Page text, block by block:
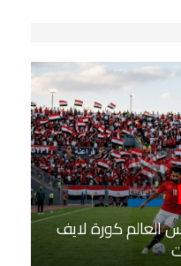
العالم كورة لايف